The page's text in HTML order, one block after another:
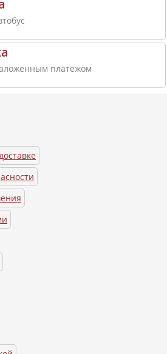
платежом